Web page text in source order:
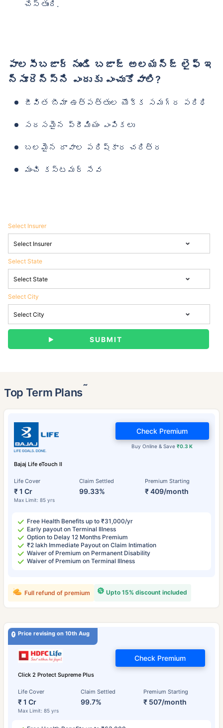
చేస్తుంది.
పాలసీబజార్ నుండి బజాజ్ అలయన్జ్ లైఫ్ ఇ
న్సూరెన్స్‌ని ఎందుకు ఎంచుకోవాలి?
జీవిత బీమా ఉత్పత్తుల యొక్క సమగ్ర పరిధి
సరసమైన ప్రీమియం ఎంపికలు
బలమైన దావాల పరిష్కార చరిత్ర
మంచి కస్టమర్ సేవ
Select Insurer
Select State
Select City
Top Term Plans˜
Bajaj Life eTouch II
Life Cover
₹ 1 Cr
Max Limit: 85 yrs
Claim Settled
99.33%
Premium Starting
₹ 409/month
Buy Online & Save₹0.3 K
Check Premium
Free Health Benefits up to ₹31,000/yr
Early payout on Terminal Illness
Option to Delay 12 Months Premium
₹2 lakh Immediate Payout on Claim Intimation
Waiver of Premium on Permanent Disability
Waiver of Premium on Terminal Illness
Upto 15% discount included
Full refund of premium
Price revising on 10th Aug
Click 2 Protect Supreme Plus
Life Cover
₹ 1 Cr
Max Limit: 85 yrs
Claim Settled
99.7%
Premium Starting
₹ 507/month
Check Premium